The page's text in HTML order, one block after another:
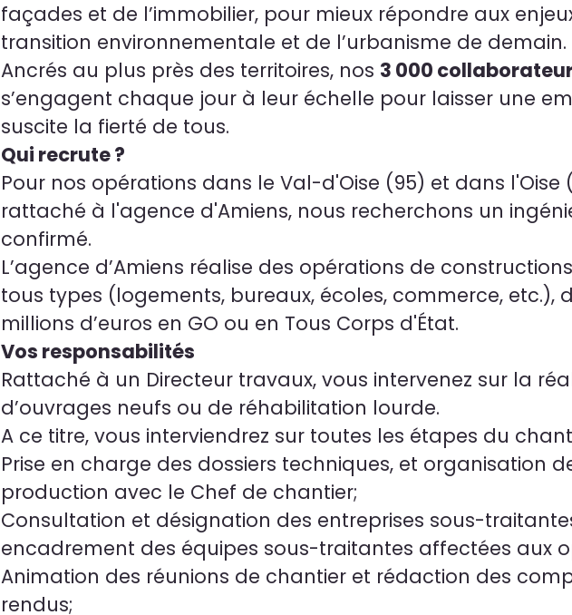
façades et de l’immobilier, pour mieux répondre aux
transition environnementale et de l’urbanisme de demain.
Ancrés au plus près des territoires, nos 3 000
s’engagent chaque jour à leur échelle pour laisser une
suscite la fierté de tous.
Qui recrute ?
Pour nos opérations dans le Val-d'Oise (95) et dans l'Oise
rattaché à l'agence d'Amiens, nous recherchons un
confirmé.
L’agence d’Amiens réalise des opérations de
tous types (logements, bureaux, écoles, commerce, etc.),
millions d’euros en GO ou en Tous Corps d'État.
Vos responsabilités
Rattaché à un Directeur travaux, vous intervenez sur la
d’ouvrages neufs ou de réhabilitation lourde.
A ce titre, vous interviendrez sur toutes les étapes du
Prise en charge des dossiers techniques, et organisation
production avec le Chef de chantier;
Consultation et désignation des entreprises sous-
encadrement des équipes sous-traitantes affectées aux
Animation des réunions de chantier et rédaction des
rendus;